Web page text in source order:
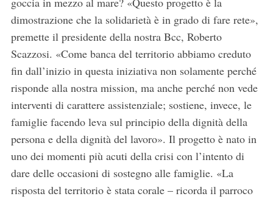
dimostrazione che la solidarietà è in grado di fare rete»,
premette il presidente della nostra Bcc, Roberto
Scazzosi. «Come banca del territorio abbiamo creduto
fin dall’inizio in questa iniziativa non solamente perché
risponde alla nostra mission, ma anche perché non vede
interventi di carattere assistenziale; sostiene, invece, le
famiglie facendo leva sul principio della dignità della
persona e della dignità del lavoro». Il progetto è nato in
uno dei momenti più acuti della crisi con l’intento di
dare delle occasioni di sostegno alle famiglie. «La
risposta del territorio è stata corale – ricorda il parroco